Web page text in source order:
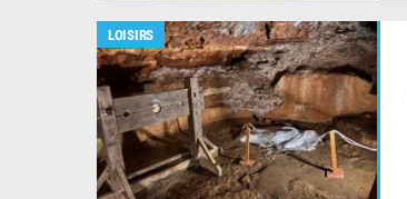
LOISIRS